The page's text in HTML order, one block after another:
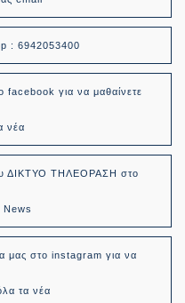
: 6942053400
facebook για να μαθαίνετε
νέα
ΔΙΚΤΥΟ ΤΗΛΕΟΡΑΣΗ στο
News
μας στο instagram για να
τα νέα